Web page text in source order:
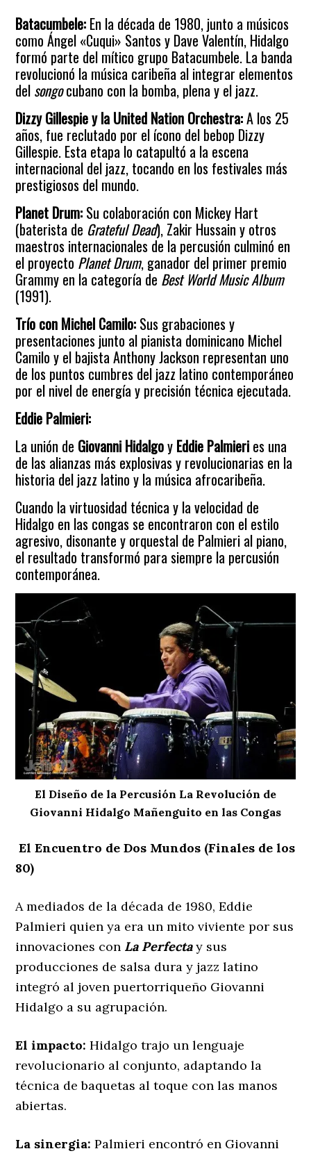
Batacumbele: En la década de 1980, junto a músicos
como Ángel «Cuqui» Santos y Dave Valentín, Hidalgo
formó parte del mítico grupo Batacumbele. La banda
revolucionó la música caribeña al integrar elementos
del songocubano con la bomba, plena y el jazz.
Dizzy Gillespie y la United Nation Orchestra:A los 25
años, fue reclutado por el ícono del bebop Dizzy
Gillespie. Esta etapa lo catapultó a la escena
internacional del jazz, tocando en los festivales más
prestigiosos del mundo.
Planet Drum: Su colaboración con Mickey Hart
(baterista de Grateful Dead), Zakir Hussain y otros
maestros internacionales de la percusión culminó en
el proyecto Planet Drum, ganador del primer premio
Grammy en la categoría de Best World Music Album
(1991).
Trío con Michel Camilo: Sus grabaciones y
presentaciones junto al pianista dominicano Michel
Camilo y el bajista Anthony Jackson representan uno
de los puntos cumbres del jazz latino contemporáneo
por el nivel de energía y precisión técnica ejecutada.
Eddie Palmieri:
La unión de Giovanni Hidalgoy Eddie Palmieri es una
de las alianzas más explosivas y revolucionarias en la
historia del jazz latino y la música afrocaribeña.
Cuando la virtuosidad técnica y la velocidad de
Hidalgo en las congas se encontraron con el estilo
agresivo, disonante y orquestal de Palmieri al piano,
el resultado transformó para siempre la percusión
contemporánea.
El Diseño de la Percusión La Revolución de
Giovanni Hidalgo Mañenguito en las Congas
El Encuentro de Dos Mundos (Finales de los
80)
A mediados de la década de 1980, Eddie
Palmieri quien ya era un mito viviente por sus
innovaciones con La Perfectay sus
producciones de salsa dura y jazz latino
integró al joven puertorriqueño Giovanni
Hidalgo a su agrupación.
El impacto: Hidalgo trajo un lenguaje
revolucionario al conjunto, adaptando la
técnica de baquetas al toque con las manos
abiertas.
La sinergia: Palmieri encontró en Giovanni